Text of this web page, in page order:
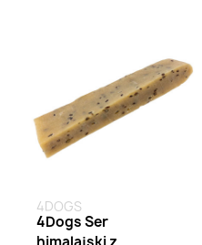
4DOGS
4Dogs Ser